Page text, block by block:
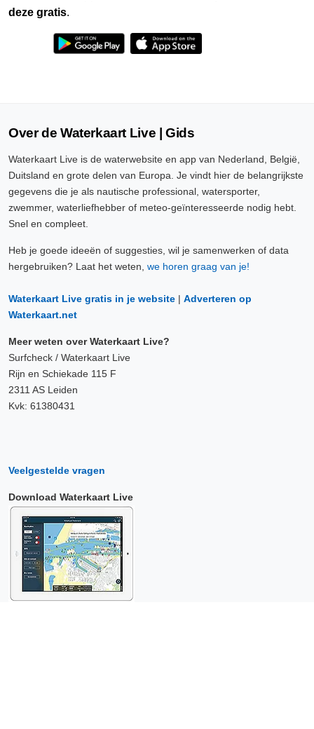
deze gratis.
Over de Waterkaart Live | Gids
Waterkaart Live is de waterwebsite en app van Nederland, België,
Duitsland en grote delen van Europa. Je vindt hier de belangrijkste
gegevens die je als nautische professional, watersporter,
zwemmer, waterliefhebber of meteo-geïnteresseerde nodig hebt.
Snel en compleet.
Heb je goede ideeën of suggesties, wil je samenwerken of data
hergebruiken? Laat het weten, we horen graag van je!
Waterkaart Live gratis in je website | Adverteren op
Waterkaart.net
Meer weten over Waterkaart Live?
Surfcheck / Waterkaart Live
Rijn en Schiekade 115 F
2311 AS Leiden
Kvk: 61380431
Veelgestelde vragen
Download Waterkaart Live